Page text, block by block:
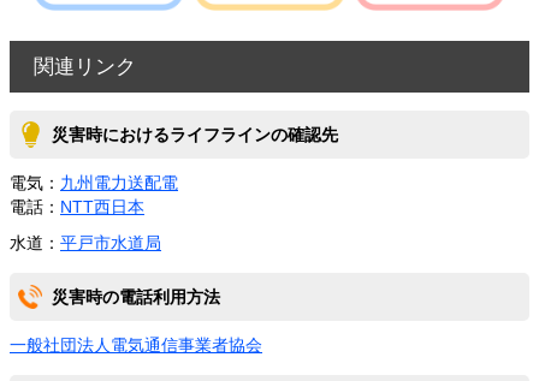
関連リンク
災害時におけるライフラインの確認先
電気： 九州電力送配電
電話： NTT西日本
水道： 平戸市水道局
災害時の電話利用方法
一般社団法人電気通信事業者協会